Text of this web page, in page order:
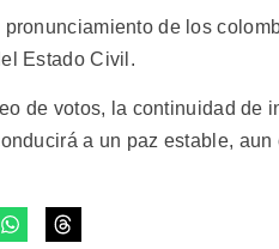
de los
Estado Civil.
de votos, la continuidad de
a un paz estable,